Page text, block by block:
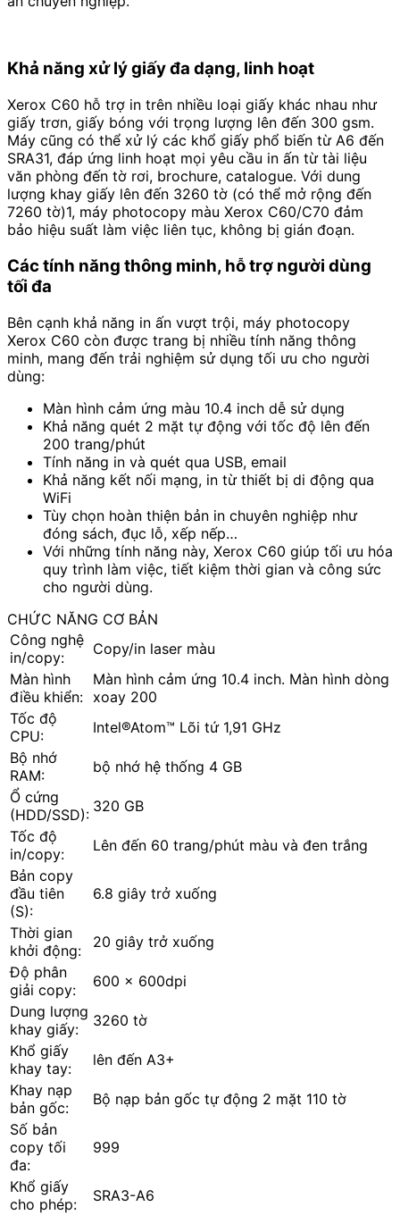
Khả năng xử lý giấy đa dạng, linh hoạt
Xerox C60 hỗ trợ in trên nhiều loại giấy khác nhau như
giấy trơn, giấy bóng với trọng lượng lên đến 300 gsm.
Máy cũng có thể xử lý các khổ giấy phổ biến từ A6 đến
SRA31, đáp ứng linh hoạt mọi yêu cầu in ấn từ tài liệu
văn phòng đến tờ rơi, brochure, catalogue. Với dung
lượng khay giấy lên đến 3260 tờ (có thể mở rộng đến
7260 tờ)1, máy photocopy màu Xerox C60/C70 đảm
bảo hiệu suất làm việc liên tục, không bị gián đoạn.
Các tính năng thông minh, hỗ trợ người dùng
tối đa
Bên cạnh khả năng in ấn vượt trội, máy photocopy
Xerox C60 còn được trang bị nhiều tính năng thông
minh, mang đến trải nghiệm sử dụng tối ưu cho người
dùng:
Màn hình cảm ứng màu 10.4 inch dễ sử dụng
Khả năng quét 2 mặt tự động với tốc độ lên đến
200 trang/phút
Tính năng in và quét qua USB, email
Khả năng kết nối mạng, in từ thiết bị di động qua
WiFi
Tùy chọn hoàn thiện bản in chuyên nghiệp như
đóng sách, đục lỗ, xếp nếp…
Với những tính năng này, Xerox C60 giúp tối ưu hóa
quy trình làm việc, tiết kiệm thời gian và công sức
cho người dùng.
CHỨC NĂNG CƠ BẢN
Công nghệ
in/copy:
Copy/in laser màu
Màn hình
điều khiển:
Màn hình cảm ứng 10.4 inch. Màn hình dòng
xoay 200
Tốc độ
CPU:
Intel®Atom™ Lõi tứ 1,91 GHz
Bộ nhớ
RAM:
bộ nhớ hệ thống 4 GB
Ổ cứng
(HDD/SSD): 320 GB
Tốc độ
in/copy:
Lên đến 60 trang/phút màu và đen trắng
Bản copy
đầu tiên
(S):
6.8 giây trở xuống
Thời gian
khởi động:
20 giây trở xuống
Độ phân
giải copy:
600 x 600dpi
Dung lượng
khay giấy:
3260 tờ
Khổ giấy
khay tay:
lên đến A3+
Khay nạp
bản gốc:
Bộ nạp bản gốc tự động 2 mặt 110 tờ
Số bản
copy tối
đa:
999
Khổ giấy
cho phép:
SRA3-A6